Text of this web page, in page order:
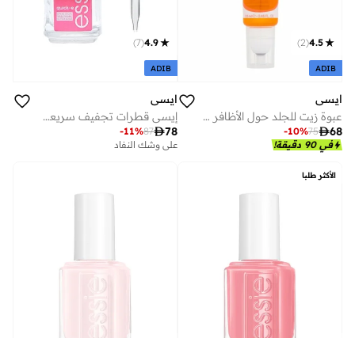
4.5
(
2
)
ADIB
ايسي
عبوة زيت للجلد حول الأظافر بكرة دوارة سعة 13.5 مل
68
75
-10%
في 90 دقيقة!
4.9
(
7
)
ADIB
ايسي
إيسي قطرات تجفيف سريعة للطلاء
78
87
-11%
على وشك النفاد
الأكثر طلبا